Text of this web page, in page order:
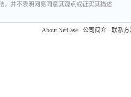
，并不表明网易同意其观点或证实其描述
About NetEase - 公司简介 - 联系方